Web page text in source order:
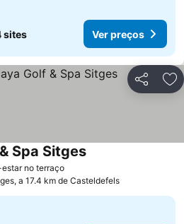
sites Ver preços
Partilhar
no terraçoVer preços
Spa SitgesVer preços
a 17.4 km de Casteldefels